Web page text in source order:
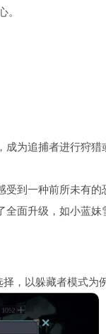
。
成为追捕者进行狩
到一种前所未有的
面升级，如小蓝
，以躲藏者模式为